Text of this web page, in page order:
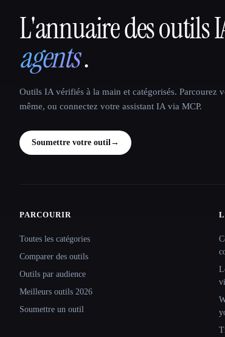
That AI Collection
L'annuaire des outils
agents.
Outils IA vérifiés à la main et catégorisés. Parcourez
même, ou connectez votre assistant IA via MCP.
Soumettre votre outil →
Site navigation
PARCOURIR
Toutes les catégories
Comparer des outils
Outils par audience
Meilleurs outils 2026
Soumettre un outil